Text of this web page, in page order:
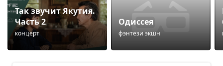
концерт
Так звучит Якутия.
Часть 2
фэнтези экшн
Одиссея